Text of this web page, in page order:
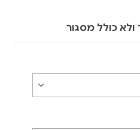
כולל מסגור